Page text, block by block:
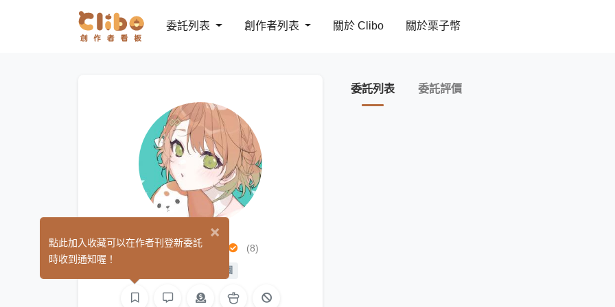
委託列表 創作者列表 關於 Clibo 關於栗子幣
玉蒔良事務 (8)
L2D 繪圖
委託列表 委託評價
×
點此加入收藏可以在作者刊登新委託
時收到通知喔！